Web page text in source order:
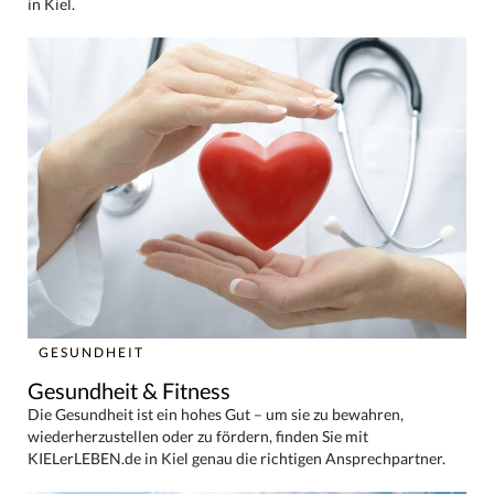
GESUNDHEIT
Gesundheit & Fitness
Die Gesundheit ist ein hohes Gut – um sie zu bewahren,
wiederherzustellen oder zu fördern, finden Sie mit
KIELerLEBEN.de in Kiel genau die richtigen Ansprechpartner.